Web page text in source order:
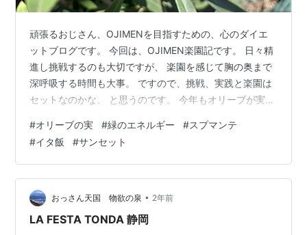
頑張るおじさん、OJIMENを目指すための、心のダイエ
ットブログです。 今回は、OJIMEN楽園記です。 日々精
進し挑戦するのも大切ですが、 楽園を感じて胸の奥まで
深呼吸する時間も大事。 ですので、挑戦、実践と楽園は
セットなのかな、 と思うのです。 今年もオリーブが実を
ィロ・ブランコです。 4月～5月に開花し、1か月かけて
受粉してるようです。 最初は、お花が咲くのも感動でし
た。 それ以上に実がつくのは感動で、 天気が良い昼下が
りは、 ずっと眺めていたい…そんな季節です。 そして、
この緑色は、本当に早く口にいれたくなる そんな、食感
というか、…
#オリーブの実 #緑のエネルギー #スプマンテ
#イタ飯 #サンセット
おっさん天国 物欲の泉 • 2年前
LA FESTA TONDA 静岡